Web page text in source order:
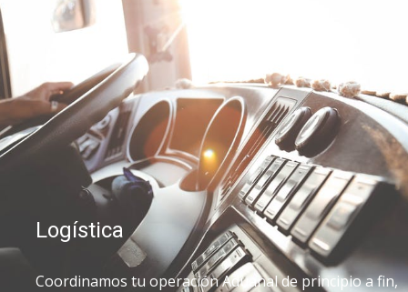
Logística
Coordinamos tu operación Aduanal de principio a fin,